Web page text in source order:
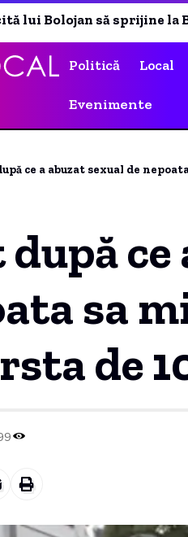
Politică Local
Evenimente
ce a abuzat sexual de
ce
sa
de